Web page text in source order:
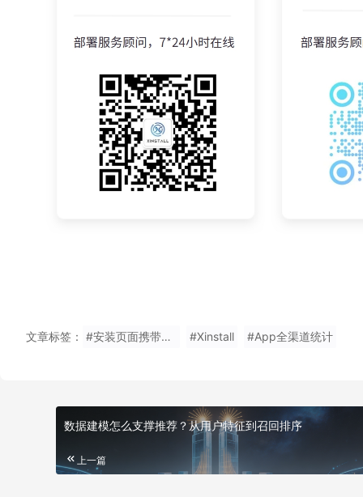
文章标签： #安装页面携带参数到教育Appstore #Xinstall #App全渠道统计
数据建模怎么支撑推荐？从用户特征到召回排序
上一篇